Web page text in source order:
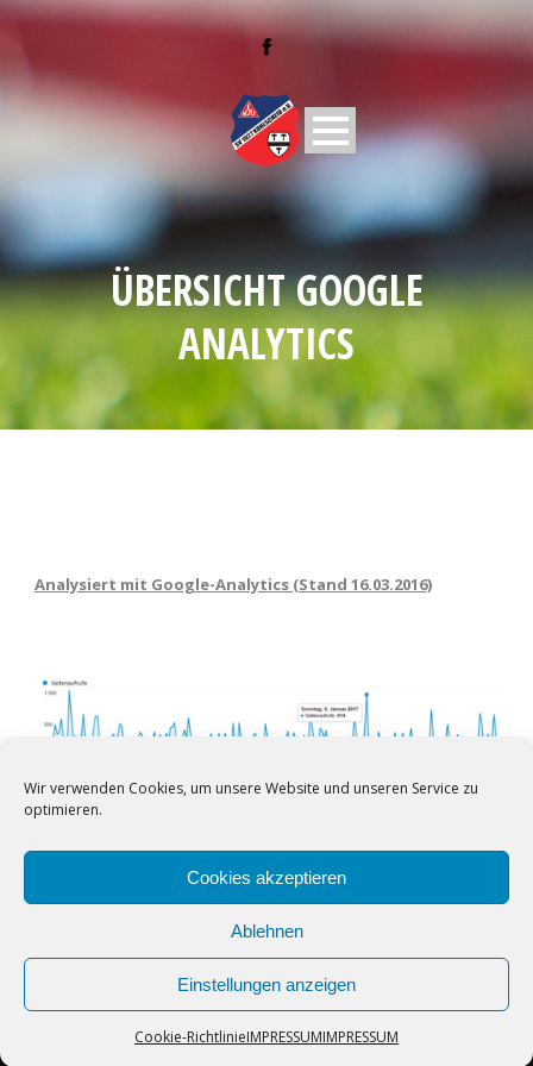
Wir verwenden Cookies, um unsere Website und unseren Service zu
optimieren.
Cookies akzeptieren
Ablehnen
Einstellungen anzeigen
Cookie-RichtlinieIMPRESSUMIMPRESSUM
ÜBERSICHT GOOGLE
ANALYTICS
Analysiert mit Google-Analytics (Stand 16.03.2016)
© Copyright 2024, KSV Powered By Wordpress